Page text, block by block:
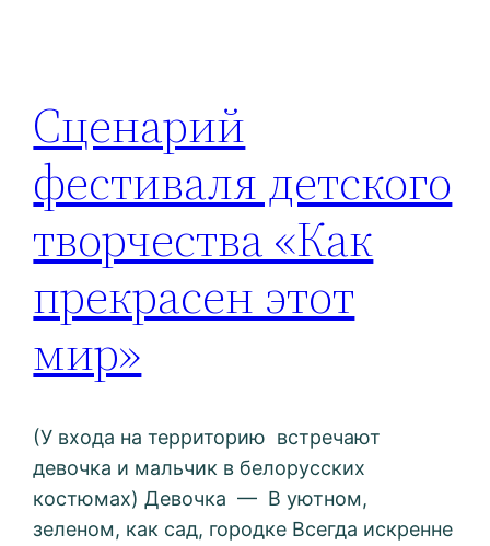
Сценарий
фестиваля детского
творчества «Как
прекрасен этот
мир»
(У входа на территорию встречают
девочка и мальчик в белорусских
костюмах) Девочка — В уютном,
зеленом, как сад, городке Всегда искренне